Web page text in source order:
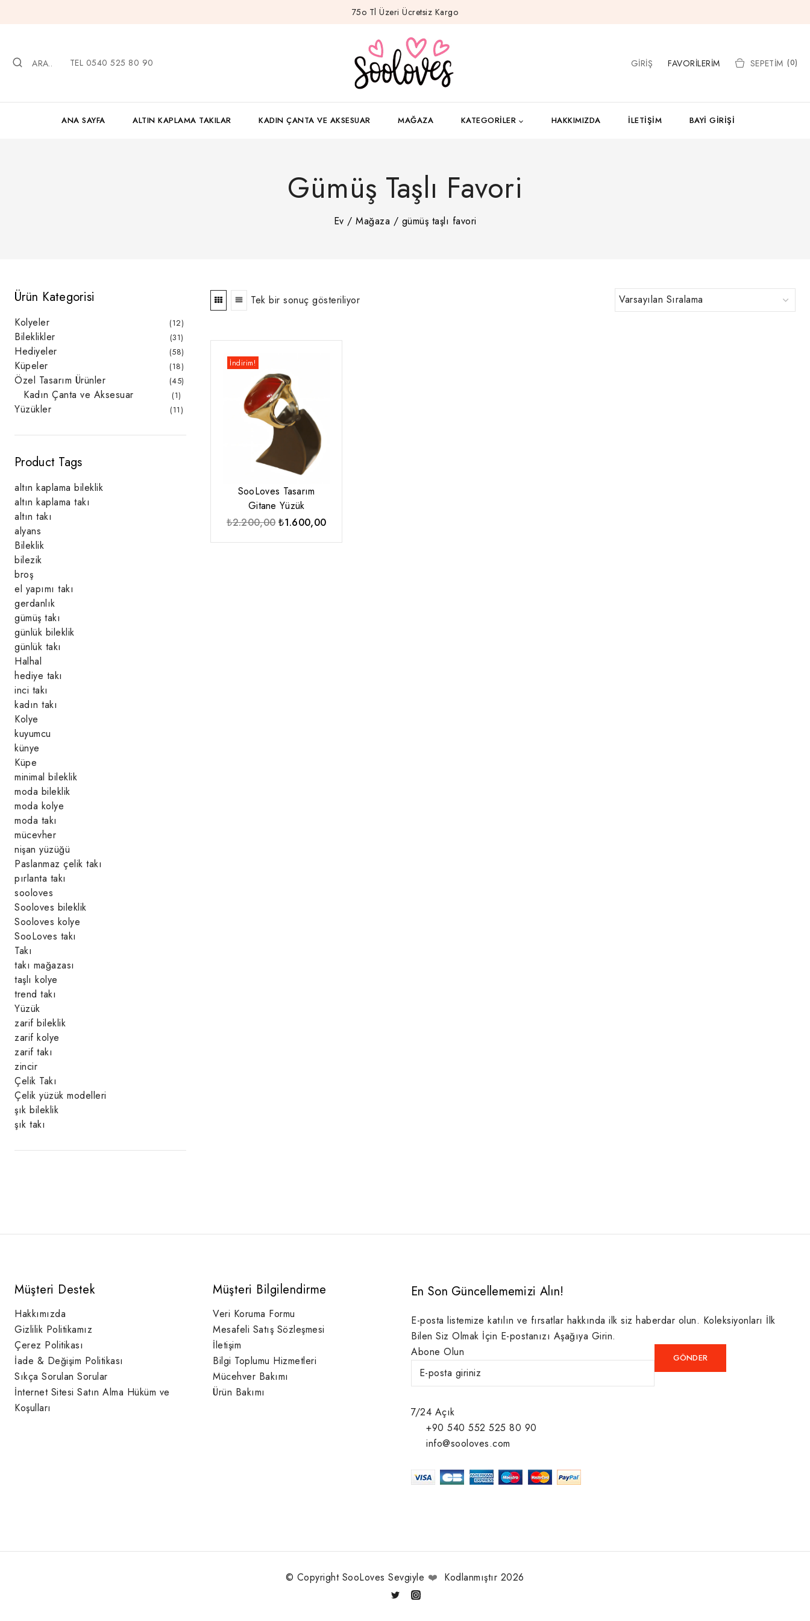
75o Tl Üzeri Ücretsiz Kargo
ARA.. TEL 0540 525 80 90 GIRIŞ FAVORILERIM SEPETIM (0)
ANA SAYFA ALTIN KAPLAMA TAKILAR KADIN ÇANTA VE AKSESUAR MAĞAZA KATEGORILER HAKKIMIZDA İLETIŞIM BAYI GIRIŞI
Gümüş Taşlı Favori
Ev / Mağaza / gümüş taşlı favori
Tek bir sonuç gösteriliyor
İndirim!
SooLoves Tasarım
Gitane Yüzük
₺2.200,00 Orijinal
₺1.600,00Şu
Ürün Kategorisi
Kolyeler 1212
ürün
Bileklikler 3131
ürün
Hediyeler 5858
ürün
Küpeler 1818
ürün
Özel Tasarım Ürünler 4545
Kadın Çanta ve Aksesuar 11
ürün
Yüzükler 1111
Product Tags
altın kaplama bileklik
altın kaplama takı
altın takı
alyans
Bileklik
bilezik
broş
el yapımı takı
gerdanlık
gümüş takı
günlük bileklik
günlük takı
Halhal
hediye takı
inci takı
kadın takı
Kolye
kuyumcu
künye
Küpe
minimal bileklik
moda bileklik
moda kolye
moda takı
mücevher
nişan yüzüğü
Paslanmaz çelik takı
pırlanta takı
sooloves
Sooloves bileklik
Sooloves kolye
SooLoves takı
Takı
takı mağazası
taşlı kolye
trend takı
Yüzük
zarif bileklik
zarif kolye
zarif takı
zincir
Çelik Takı
Çelik yüzük modelleri
şık bileklik
şık takı
Müşteri Destek
Hakkımızda
Gizlilik Politikamız
Çerez Politikası
İade & Değişim Politikası
Sıkça Sorulan Sorular
İnternet Sitesi Satın Alma Hüküm ve
Koşulları
Müşteri Bilgilendirme
Veri Koruma Formu
Mesafeli Satış Sözleşmesi
İletişim
Bilgi Toplumu Hizmetleri
Mücehver Bakımı
Ürün Bakımı
En Son Güncellememizi Alın!
E-posta listemize katılın ve fırsatlar hakkında ilk siz haberdar olun. Koleksiyonları İlk
Bilen Siz Olmak İçin E-postanızı Aşağıya Girin.
Abone Olun
7/24 Açık
+90 540 552 525 80 90
info@sooloves.com
© Copyright SooLoves Sevgiyle ❤️ Kodlanmıştır 2026